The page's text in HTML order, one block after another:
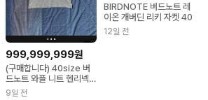
999,999,999원
(구매합니다) 40size 버
드노트 와플 니트 헨리넥
셔츠 그레이
9일 전
BIRDNOTE 버드노트 레
이온 개버딘 리키 자켓 40
12일 전